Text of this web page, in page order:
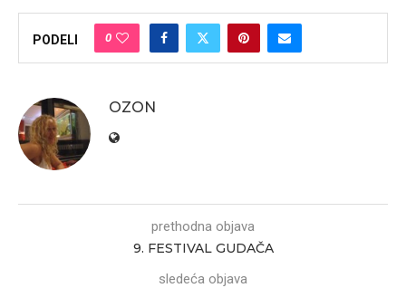
PODELI 0
OZON
prethodna objava
9. FESTIVAL GUDAČA
sledeća objava